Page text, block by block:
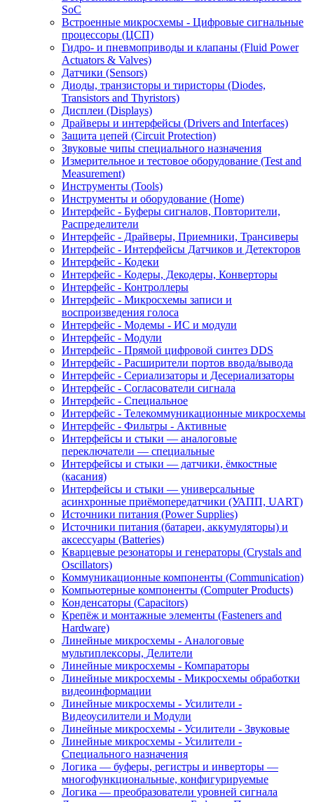
SoC
Встроенные микросхемы - Цифровые сигнальные
процессоры (ЦСП)
Гидро- и пневмоприводы и клапаны (Fluid Power
Actuators & Valves)
Датчики (Sensors)
Диоды, транзисторы и тиристоры (Diodes,
Transistors and Thyristors)
Дисплеи (Displays)
Драйверы и интерфейсы (Drivers and Interfaces)
Защита цепей (Circuit Protection)
Звуковые чипы специального назначения
Измерительное и тестовое оборудование (Test and
Measurement)
Инструменты (Tools)
Инструменты и оборудование (Home)
Интерфейс - Буферы сигналов, Повторители,
Распределители
Интерфейс - Драйверы, Приемники, Трансиверы
Интерфейс - Интерфейсы Датчиков и Детекторов
Интерфейс - Кодеки
Интерфейс - Кодеры, Декодеры, Конверторы
Интерфейс - Контроллеры
Интерфейс - Микросхемы записи и
воспроизведения голоса
Интерфейс - Модемы - ИС и модули
Интерфейс - Модули
Интерфейс - Прямой цифровой синтез DDS
Интерфейс - Расширители портов ввода/вывода
Интерфейс - Сериализаторы и Десериализаторы
Интерфейс - Согласователи сигнала
Интерфейс - Специальное
Интерфейс - Телекоммуникационные микросхемы
Интерфейс - Фильтры - Активные
Интерфейсы и стыки — аналоговые
переключатели — специальные
Интерфейсы и стыки — датчики, ёмкостные
(касания)
Интерфейсы и стыки — универсальные
асинхронные приёмопередатчики (УАПП, UART)
Источники питания (Power Supplies)
Источники питания (батареи, аккумуляторы) и
аксессуары (Batteries)
Кварцевые резонаторы и генераторы (Crystals and
Oscillators)
Коммуникационные компоненты (Communication)
Компьютерные компоненты (Computer Products)
Конденсаторы (Capacitors)
Крепёж и монтажные элементы (Fasteners and
Hardware)
Линейные микросхемы - Аналоговые
мультиплексоры, Делители
Линейные микросхемы - Компараторы
Линейные микросхемы - Микросхемы обработки
видеоинформации
Линейные микросхемы - Усилители -
Видеоусилители и Модули
Линейные микросхемы - Усилители - Звуковые
Линейные микросхемы - Усилители -
Специального назначения
Логика — буферы, регистры и инверторы —
многофункциональные, конфигурируемые
Логика — преобразователи уровней сигнала